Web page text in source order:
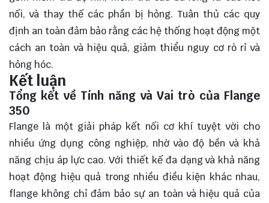
nối, và thay thế các phần bị hỏng. Tuân thủ các quy
định an toàn đảm bảo rằng các hệ thống hoạt động một
cách an toàn và hiệu quả, giảm thiểu nguy cơ rò rỉ và
hỏng hóc.
Kết luận
Tổng kết về Tính năng và Vai trò của Flange
350
Flange là một giải pháp kết nối cơ khí tuyệt vời cho
nhiều ứng dụng công nghiệp, nhờ vào độ bền và khả
năng chịu áp lực cao. Với thiết kế đa dạng và khả năng
hoạt động hiệu quả trong nhiều điều kiện khác nhau,
flange không chỉ đảm bảo sự an toàn và hiệu quả của